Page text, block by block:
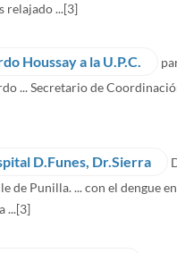
relajado ...[3]
Houssay a la U.P.C.
... Secretario de
D.Funes, Dr.Sierra
de Punilla. ... con el dengue
...[3]